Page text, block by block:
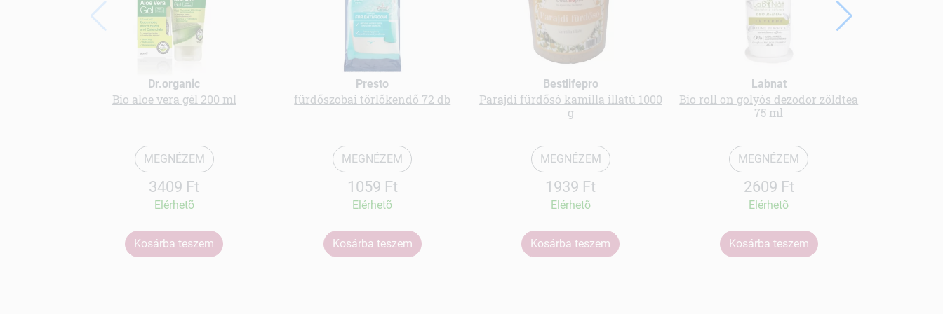
Dr.organic
Bio aloe vera gél 200 ml
MEGNÉZEM
3409 Ft
Elérhetõ
Kosárba teszem
Presto
fürdőszobai törlőkendő 72 db
MEGNÉZEM
1059 Ft
Elérhetõ
Kosárba teszem
Bestlifepro
Parajdi fürdősó kamilla illatú 1000
g
MEGNÉZEM
1939 Ft
Elérhetõ
Kosárba teszem
Labnat
Bio roll on golyós dezodor zöldtea
75 ml
MEGNÉZEM
2609 Ft
Elérhetõ
Kosárba teszem